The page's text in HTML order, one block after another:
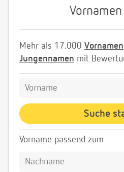
Mehr als 17.000 Vornamen
Jungennamen mit
Vorname passend zum